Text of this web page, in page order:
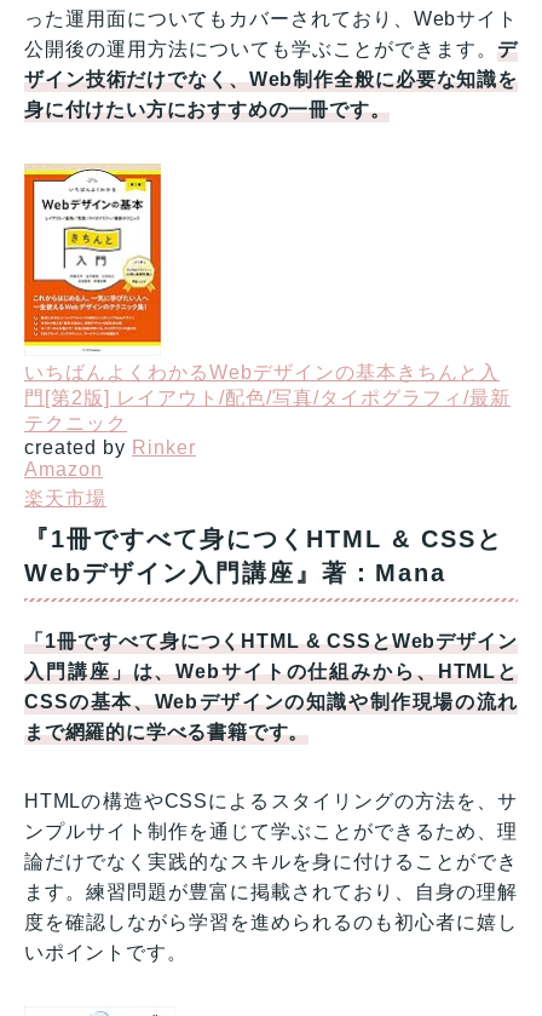
った運用面についてもカバーされており、Webサイト
公開後の運用方法についても学ぶことができます。デ
ザイン技術だけでなく、Web制作全般に必要な知識を
身に付けたい方におすすめの一冊です。
いちばんよくわかるWebデザインの基本きちんと入
門[第2版] レイアウト/配色/写真/タイポグラフィ/最新
テクニック
created by Rinker
Amazon
楽天市場
『1冊ですべて身につくHTML & CSSと
Webデザイン入門講座』著：Mana
「1冊ですべて身につくHTML & CSSとWebデザイン
入門講座」は、Webサイトの仕組みから、HTMLと
CSSの基本、Webデザインの知識や制作現場の流れ
まで網羅的に学べる書籍です。
HTMLの構造やCSSによるスタイリングの方法を、サ
ンプルサイト制作を通じて学ぶことができるため、理
論だけでなく実践的なスキルを身に付けることができ
ます。練習問題が豊富に掲載されており、自身の理解
度を確認しながら学習を進められるのも初心者に嬉し
いポイントです。